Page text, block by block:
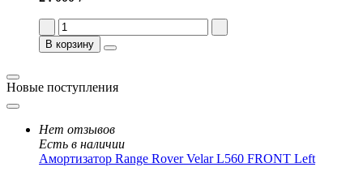
В корзину
Новые поступления
Нет отзывов
Есть в наличии
Амортизатор Range Rover Velar L560 FRONT Left